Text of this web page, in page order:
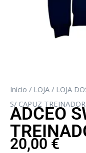
Início / LOJA / LOJA
S/ CAPUZ TREINADOR
ADCEO
20,00 €